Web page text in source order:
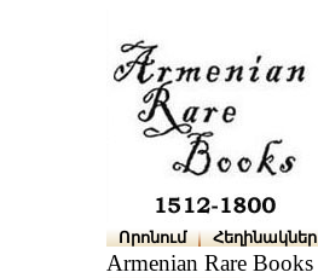
Որոնում Հեղինակներ
Armenian Rare Books